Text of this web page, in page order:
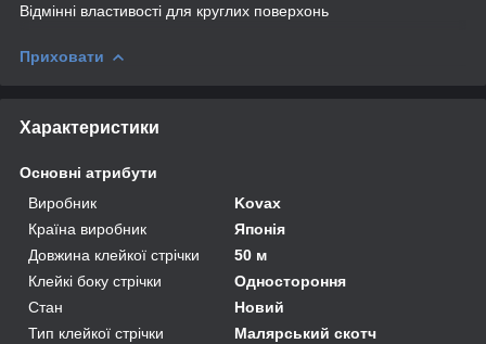
Відмінні властивості для круглих поверхонь
Приховати
Характеристики
Основні атрибути
Виробник
Kovax
Країна виробник
Японія
Довжина клейкої стрічки
50 м
Клейкі боку стрічки
Одностороння
Стан
Новий
Тип клейкої стрічки
Малярський скотч